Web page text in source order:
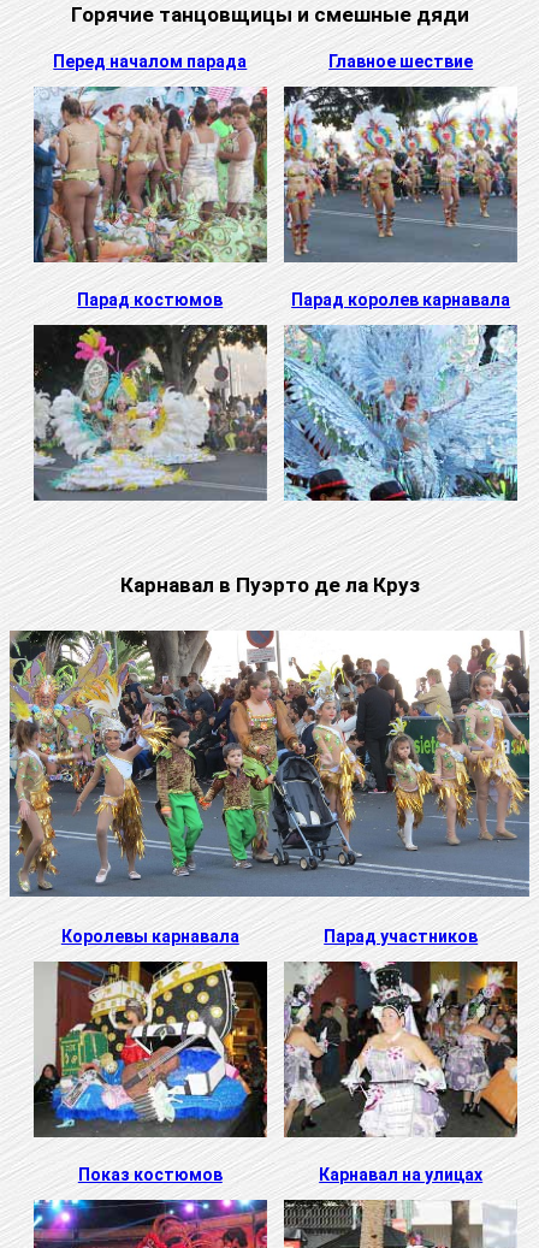
Горячие танцовщицы и смешные дяди
Перед началом парада Главное шествие
Парад костюмов Парад королев карнавала
Карнавал в Пуэрто де ла Круз
Королевы карнавала Парад участников
Показ костюмов Карнавал на улицах